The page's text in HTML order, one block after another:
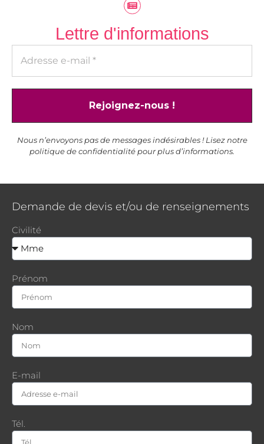
Lettre d'informations
Nous n’envoyons pas de messages indésirables ! Lisez notre
politique de confidentialité pour plus d’informations.
Demande de devis et/ou de renseignements
Civilité
Prénom
Nom
E-mail
Tél.